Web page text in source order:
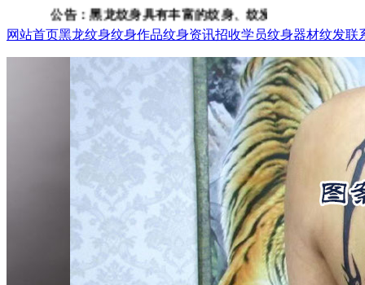
公告：黑龙纹身具有丰富的纹身、纹发经验，咨询电话：
网站首页黑龙纹身纹身作品纹身资讯招收学员纹身器材纹发联